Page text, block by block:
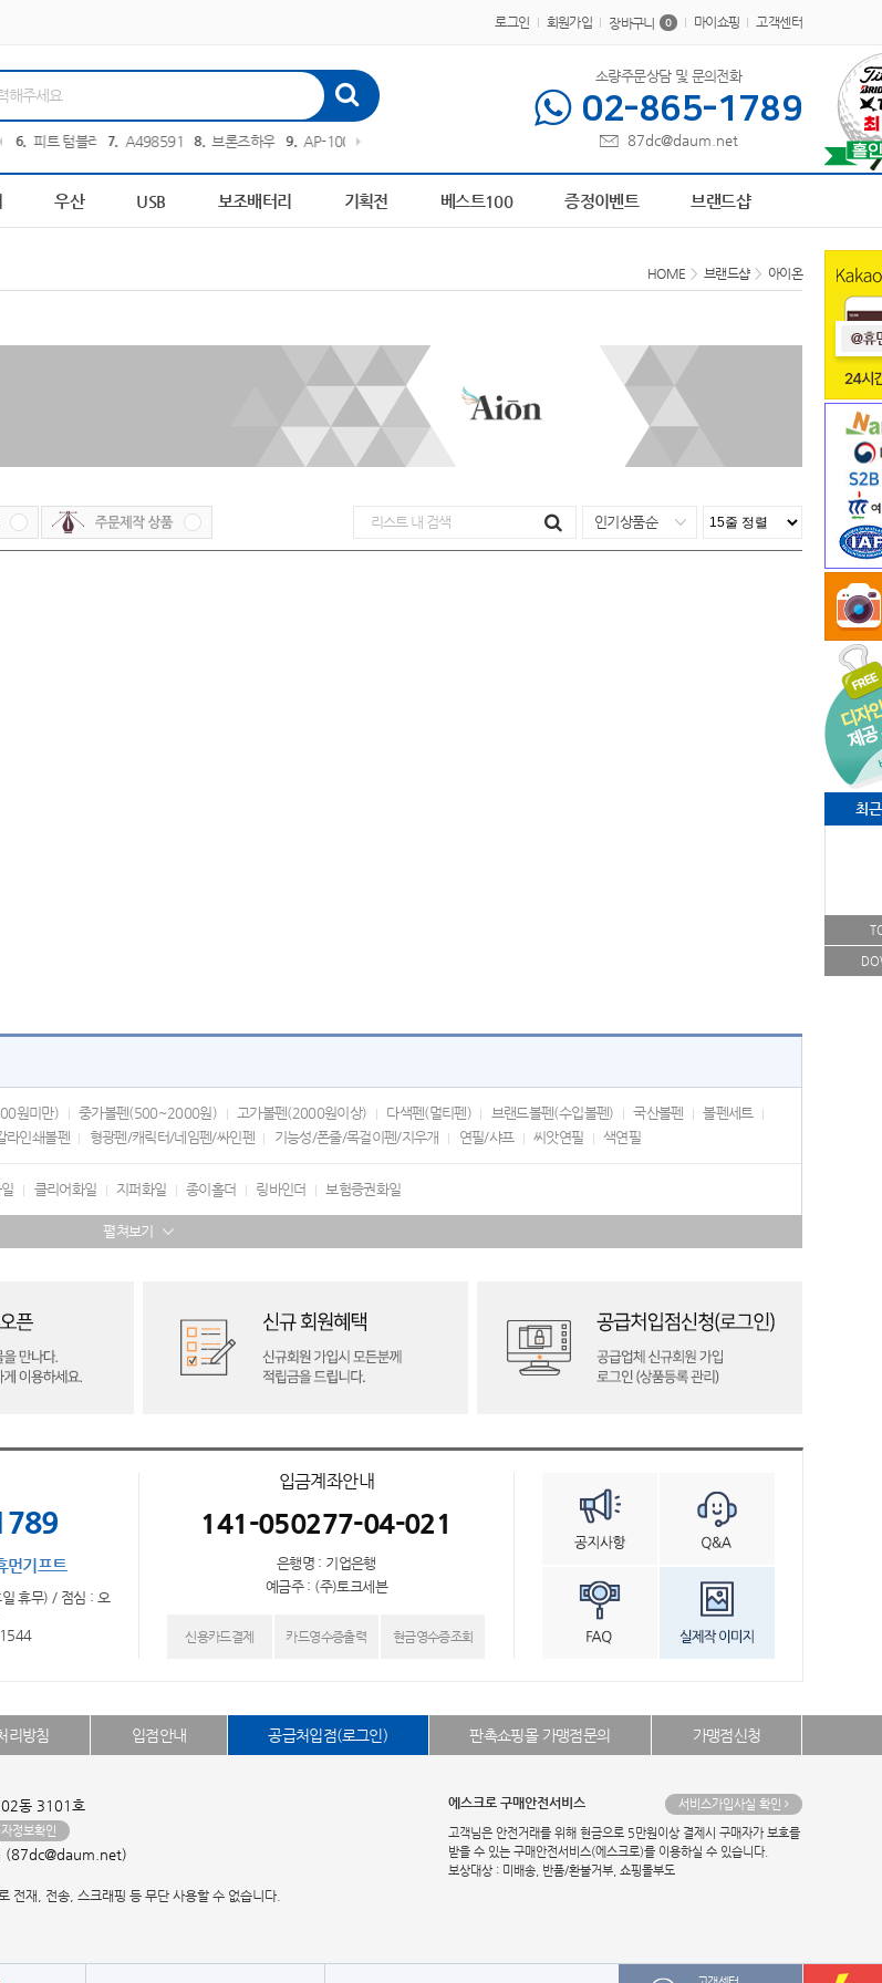
로그인 회원가입 장바구니 0 마이쇼핑 고객센터
6 피트 텀블러 7 A498591 8 브론즈하우스 9 AP-100638 AP-100239 3 AP-100194 4 AP-100611 AP-
소량주문상담 및 문의전화
02-865-1789
87dc@daum.net
우산 USB 보조배터리 기획전 베스트100 증정이벤트 브랜드샵
최
HOME > 브랜드샵 > 아이온
인기상품순
원미만) 중가볼펜(500~2000원) 고가볼펜(2000원이상) 다색펜(멀티펜) 브랜드볼펜(수입볼펜) 국산볼펜
볼펜세트
라인쇄볼펜 형광펜/캐릭터/네임펜/싸인펜 기능성/폰줄/목걸이펜/지우개 연필/샤프 씨앗연필 색연필
클리어화일 지퍼화일 종이홀더 링바인더 보험증권화일
펼쳐보기
먼기프트
휴무) / 점심 : 오
입금계좌안내
141-050277-04-021
은행명 : 기업은행
예금주 : (주)토크세븐
신용카드결제 카드영수증출력 현금영수증조회
리방침 입점안내 공급처입점(로그인) 판촉쇼핑몰 가맹점문의 가맹점신청
동 3101호
정보확인
(87dc@daum.net)
전재, 전송, 스크래핑 등 무단 사용할 수 없습니다.
에스크로 구매안전서비스
서비스가입사실 확인
고객님은 안전거래를 위해 현금으로 5만원이상 결제시 구매자가 보호를
받을 수 있는 구매안전서비스(에스크로)를 이용하실 수 있습니다.
보상대상 : 미배송, 반품/환불거부, 쇼핑몰부도